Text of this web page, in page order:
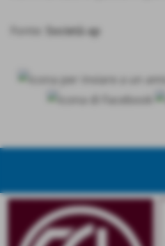
Fonte: Società ap